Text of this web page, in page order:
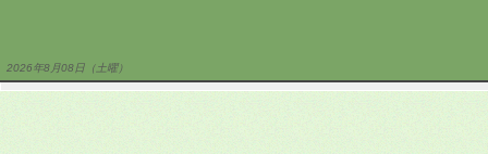
2026年8月08日（土曜）